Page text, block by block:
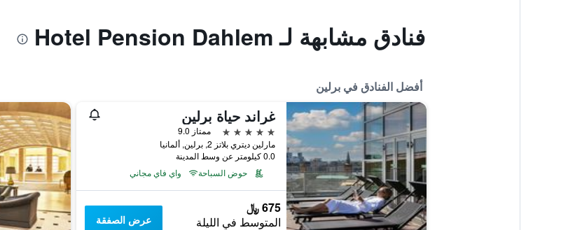
فنادق مشابهة لـ Hotel Pension Dahlem
أفضل الفنادق في برلين
غراند حياة برلين
5 نجوم
ممتاز 9.0
مارلين ديتري بلاتز 2, برلين, ألمانيا
0.0 كيلومتر عن وسط المدينة
حوض السباحة
واي فاي مجاني
675 ﷼
المتوسط في الليلة عرض الصفقة